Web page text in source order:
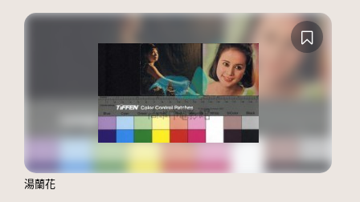
湯蘭花